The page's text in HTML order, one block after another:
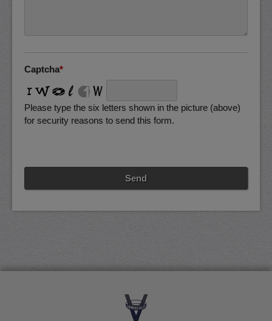
Captcha*
Please type the six letters shown in the picture (above)
for security reasons to send this form.
Send